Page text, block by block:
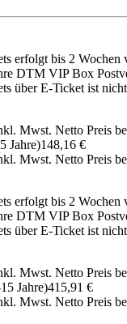
erfolgt bis 2 Wochen
DTM VIP Box
über E-Ticket ist
Mwst. Netto Preis
Jahre)148,16 €
Mwst. Netto Preis
erfolgt bis 2 Wochen
DTM VIP Box
über E-Ticket ist
Mwst. Netto Preis
Jahre)415,91 €
Mwst. Netto Preis